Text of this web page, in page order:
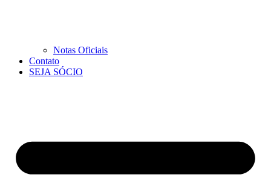
Notas Oficiais
Contato
SEJA SÓCIO